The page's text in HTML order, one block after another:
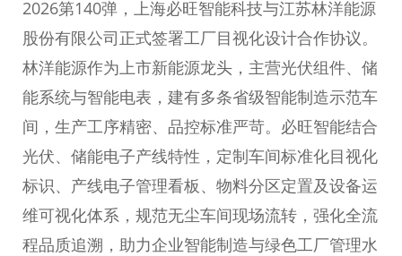
2026第140弹，上海必旺智能科技与江苏林洋能源
股份有限公司正式签署工厂目视化设计合作协议。
林洋能源作为上市新能源龙头，主营光伏组件、储
能系统与智能电表，建有多条省级智能制造示范车
间，生产工序精密、品控标准严苛。必旺智能结合
光伏、储能电子产线特性，定制车间标准化目视化
标识、产线电子管理看板、物料分区定置及设备运
维可视化体系，规范无尘车间现场流转，强化全流
程品质追溯，助力企业智能制造与绿色工厂管理水